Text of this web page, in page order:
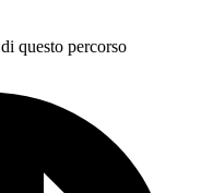
di questo percorso